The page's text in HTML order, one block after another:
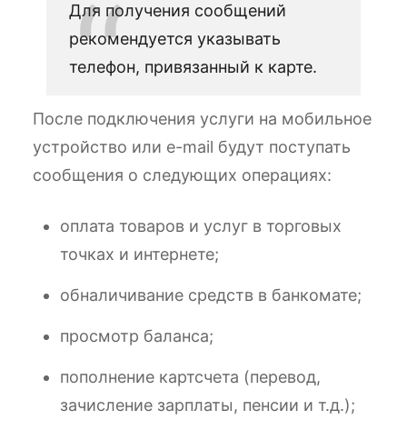
Для получения сообщений
рекомендуется указывать
телефон, привязанный к карте.
После подключения услуги на мобильное
устройство или e-mail будут поступать
сообщения о следующих операциях:
оплата товаров и услуг в торговых
точках и интернете;
обналичивание средств в банкомате;
просмотр баланса;
пополнение картсчета (перевод,
зачисление зарплаты, пенсии и т.д.);